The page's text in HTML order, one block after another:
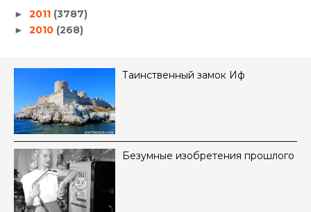
► 2011 (3787)
► 2010 (268)
Таинственный замок Иф
Безумные изобретения прошлого